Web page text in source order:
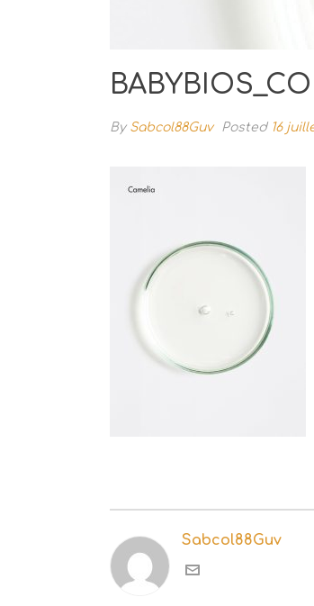
By Sabcol88Guv Posted 16
Sabcol88Guv